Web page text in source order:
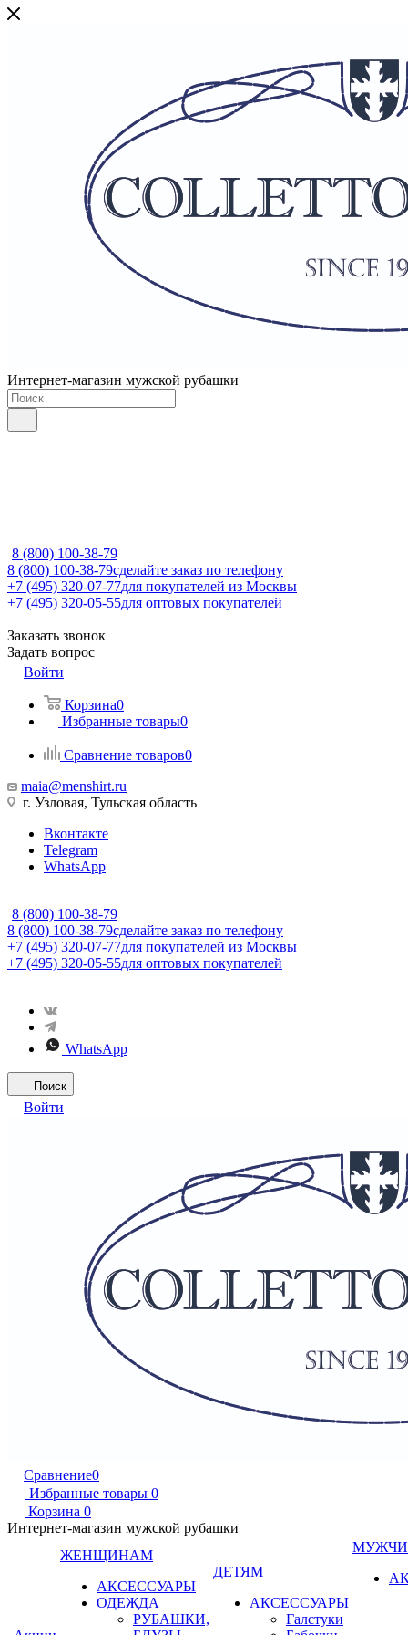
Интернет-магазин мужской рубашки
8 (800) 100-38-79
8 (800) 100-38-79сделайте заказ по телефону
+7 (495) 320-07-77для покупателей из Москвы
+7 (495) 320-05-55для оптовых покупателей
Заказать звонок
Задать вопрос
Войти
Корзина0
Избранные товары0
Сравнение товаров0
maia@menshirt.ru
г. Узловая, Тульская область
Вконтакте
Telegram
WhatsApp
8 (800) 100-38-79
8 (800) 100-38-79сделайте заказ по телефону
+7 (495) 320-07-77для покупателей из Москвы
+7 (495) 320-05-55для оптовых покупателей
WhatsApp
Поиск
Войти
Сравнение0
Избранные товары 0
Корзина 0
Интернет-магазин мужской рубашки
ЖЕНЩИНАМ
АКСЕССУАРЫ
ОДЕЖДА
РУБАШКИ,
ДЕТЯМ
АКСЕССУАРЫ
Галстуки